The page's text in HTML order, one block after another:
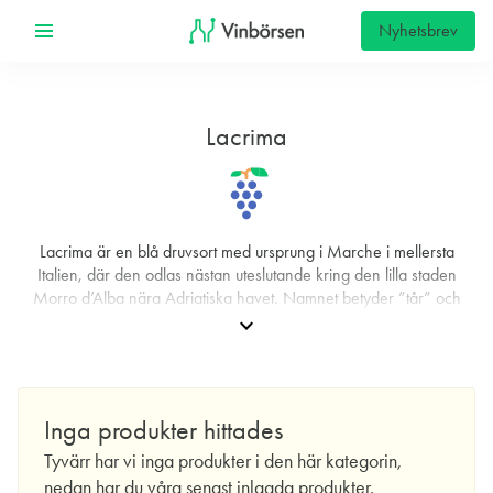
Nyhetsbrev
Lacrima
Lacrima är en blå druvsort med ursprung i Marche i mellersta
Italien, där den odlas nästan uteslutande kring den lilla staden
Morro d’Alba nära Adriatiska havet. Namnet betyder ”tår” och
kopplas ofta till druvans tunna skal som ibland släpper droppar av
DOC Lacrima di Morro d’Alba, vilket gör den till en tydligt lokal
Druvan kännetecknas av låg tanninhalt, vilket gör vinerna
tillgängliga redan i ung ålder. Den tunna skalstrukturen innebär
expand_more
Inga produkter hittades
Tyvärr har vi inga produkter i den här kategorin,
nedan har du våra senast inlagda produkter.